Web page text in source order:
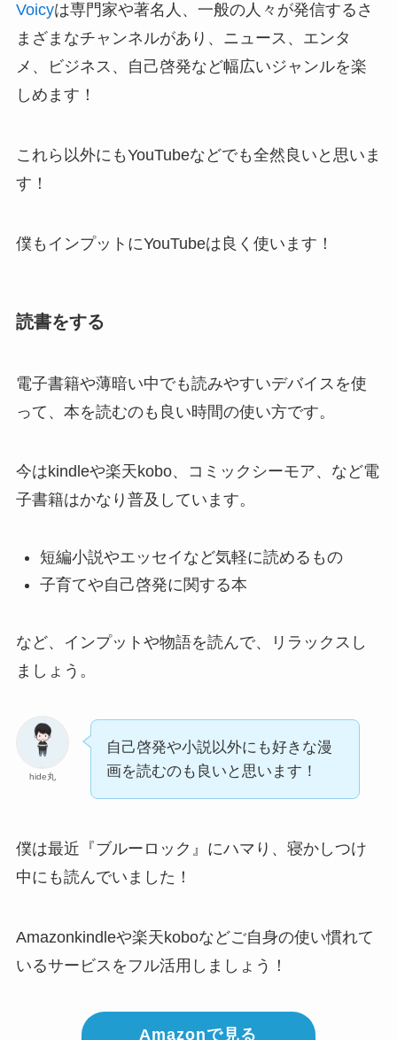
Voicyは専門家や著名人、一般の人々が発信するさ
まざまなチャンネルがあり、ニュース、エンタ
メ、ビジネス、自己啓発など幅広いジャンルを楽
しめます！
これら以外にもYouTubeなどでも全然良いと思いま
す！
僕もインプットにYouTubeは良く使います！
読書をする
電子書籍や薄暗い中でも読みやすいデバイスを使
って、本を読むのも良い時間の使い方です。
今はkindleや楽天kobo、コミックシーモア、など電
子書籍はかなり普及しています。
短編小説やエッセイなど気軽に読めるもの
子育てや自己啓発に関する本
など、インプットや物語を読んで、リラックスし
ましょう。
hide丸
自己啓発や小説以外にも好きな漫
画を読むのも良いと思います！
僕は最近『ブルーロック』にハマり、寝かしつけ
中にも読んでいました！
Amazonkindleや楽天koboなどご自身の使い慣れて
いるサービスをフル活用しましょう！
Amazonで見る